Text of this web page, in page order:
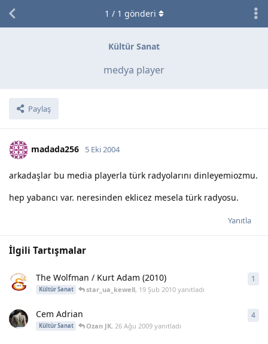
Kültür Sanat
medya player
Paylaş
1 / 1 gönderi
madada256 5 Eki 2004
arkadaşlar bu media playerla türk radyolarını dinleyemiozmu.
hep yabancı var. neresinden eklicez mesela türk radyosu.
Yanıtla
İlgili Tartışmalar
The Wolfman / Kurt Adam (2010)
Kültür Sanat star_ua_kewell, 19 Şub 2010 yanıtladı
1
Cem Adrian
Kültür Sanat Ozan JK,26 Ağu 2009 yanıtladı
4